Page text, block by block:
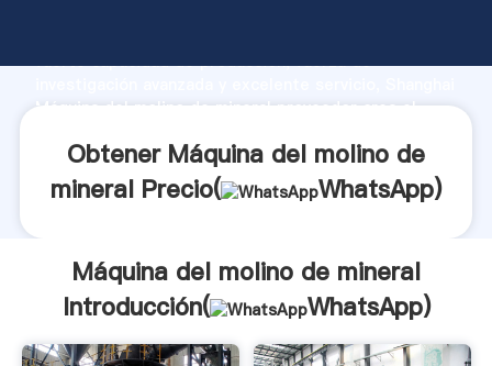
fuerte capacidad de producción, fuerza de
Máquina del molino de mineral proveedor crea el
Obtener Máquina del molino de
mineral Precio(
WhatsApp)
Máquina del molino de mineral
Introducción(
WhatsApp)